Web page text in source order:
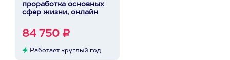
проработка основных
сфер жизни, онлайн
84 750 ₽
Работает круглый год